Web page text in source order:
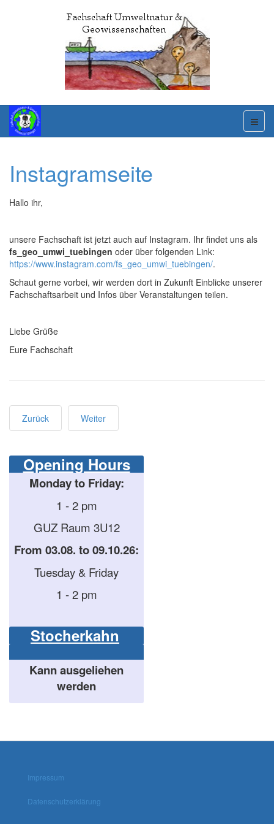
Instagramseite
Hallo ihr,
unsere Fachschaft ist jetzt auch auf Instagram. Ihr findet uns als
fs_geo_umwi_tuebingen oder über folgenden Link:
https://www.instagram.com/fs_geo_umwi_tuebingen/.
Schaut gerne vorbei, wir werden dort in Zukunft Einblicke unserer
Fachschaftsarbeit und Infos über Veranstaltungen teilen.
Liebe Grüße
Eure Fachschaft
Zurück Weiter
Opening Hours
Monday to Friday:
1 - 2 pm
GUZ Raum 3U12
From 03.08. to 09.10.26:
Tuesday & Friday
1 - 2 pm
Stocherkahn
Kann ausgeliehen
werden
Impressum
Datenschutzerklärung